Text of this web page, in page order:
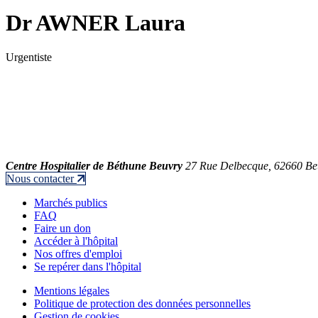
Dr AWNER Laura
Urgentiste
Centre Hospitalier de Béthune Beuvry 27 Rue Delbecque, 62660
Nous contacter
Marchés publics
FAQ
Faire un don
Accéder à l'hôpital
Nos offres d'emploi
Se repérer dans l'hôpital
Mentions légales
Politique de protection des données personnelles